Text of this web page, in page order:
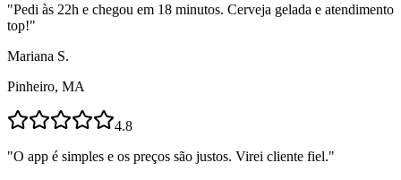
"Pedi às 22h e chegou em 18 minutos. Cerveja gelada e atendimento
top!"
Mariana S.
Pinheiro, MA
4.8
"O app é simples e os preços são justos. Virei cliente fiel."